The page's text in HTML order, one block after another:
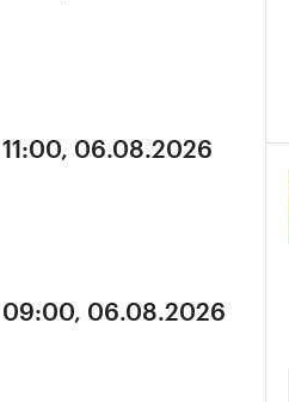
11:00, 06.08.2026
09:00, 06.08.2026